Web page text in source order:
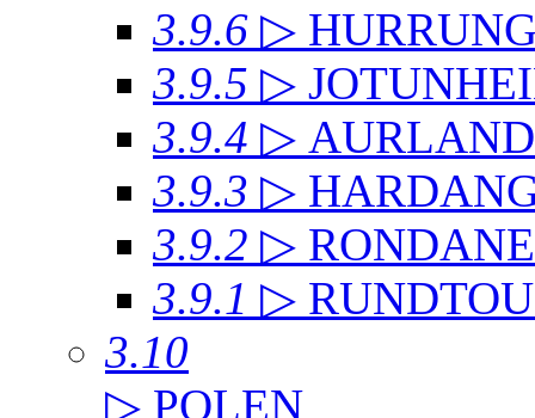
3.9.6 ▷
3.9.5 ▷
3.9.4 ▷
3.9.3 ▷
3.9.2 ▷
3.9.1 ▷
3.10
▷ POLEN